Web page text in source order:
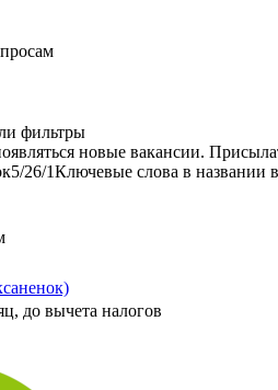
фильтры
новые вакансии.
5/26/1Ключевые слова в названии
до вычета налогов